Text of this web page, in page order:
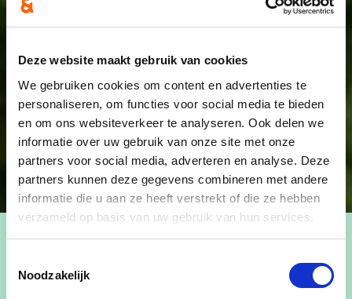
Deze website maakt gebruik van cookies
We gebruiken cookies om content en advertenties te
personaliseren, om functies voor social media te bieden
en om ons websiteverkeer te analyseren. Ook delen we
informatie over uw gebruik van onze site met onze
partners voor social media, adverteren en analyse. Deze
partners kunnen deze gegevens combineren met andere
informatie die u aan ze heeft verstrekt of die ze hebben
verzameld op basis van uw gebruik van hun services.
Noodzakelijk